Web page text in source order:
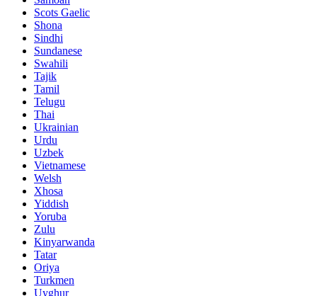
Scots Gaelic
Shona
Sindhi
Sundanese
Swahili
Tajik
Tamil
Telugu
Thai
Ukrainian
Urdu
Uzbek
Vietnamese
Welsh
Xhosa
Yiddish
Yoruba
Zulu
Kinyarwanda
Tatar
Oriya
Turkmen
Uyghur